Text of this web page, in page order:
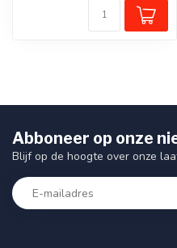
Abboneer op onze
Blijf op de hoogte over onze